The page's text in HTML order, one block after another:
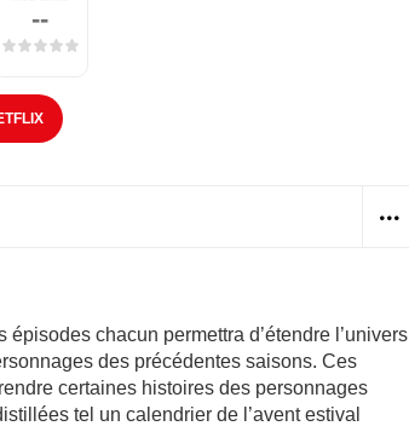
--
chacun permettra d’étendre l’univers
des précédentes saisons. Ces
certaines histoires des personnages
tel un calendrier de l’avent estival